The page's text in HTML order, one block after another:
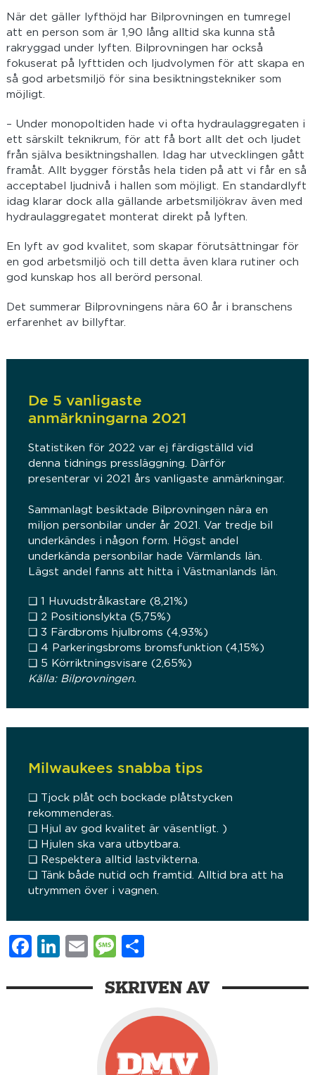
När det gäller lyfthöjd har Bilprovningen en tumregel
att en person som är 1,90 lång alltid ska kunna stå
rakryggad under lyften. Bilprovningen har också
fokuserat på lyfttiden och ljudvolymen för att skapa en
så god arbetsmiljö för sina besiktningstekniker som
möjligt.
– Under monopoltiden hade vi ofta hydraulaggregaten i
ett särskilt teknikrum, för att få bort allt det och ljudet
från själva besiktningshallen. Idag har utvecklingen gått
framåt. Allt bygger förstås hela tiden på att vi får en så
acceptabel ljudnivå i hallen som möjligt. En standardlyft
idag klarar dock alla gällande arbetsmiljökrav även med
hydraulaggregatet monterat direkt på lyften.
En lyft av god kvalitet, som skapar förutsättningar för
en god arbetsmiljö och till detta även klara rutiner och
god kunskap hos all berörd personal.
Det summerar Bilprovningens nära 60 år i branschens
erfarenhet av billyftar.
De 5 vanligaste
anmärkningarna 2021
Statistiken för 2022 var ej färdigställd vid
denna tidnings pressläggning. Därför
presenterar vi 2021 års vanligaste anmärkningar.
Sammanlagt besiktade Bilprovningen nära en
miljon personbilar under år 2021. Var tredje bil
underkändes i någon form. Högst andel
underkända personbilar hade Värmlands län.
Lägst andel fanns att hitta i Västmanlands län.
❑ 1 Huvudstrålkastare (8,21%)
❑ 2 Positionslykta (5,75%)
❑ 3 Färdbroms hjulbroms (4,93%)
❑ 4 Parkeringsbroms bromsfunktion (4,15%)
❑ 5 Körriktningsvisare (2,65%)
Källa: Bilprovningen.
Milwaukees snabba tips
❑ Tjock plåt och bockade plåtstycken
rekommenderas.
❑ Hjul av god kvalitet är väsentligt. )
❑ Hjulen ska vara utbytbara.
❑ Respektera alltid lastvikterna.
❑ Tänk både nutid och framtid. Alltid bra att ha
utrymmen över i vagnen.
Facebook
LinkedIn
EmailMessage
SKRIVEN AV